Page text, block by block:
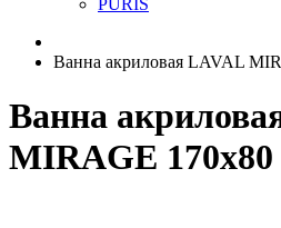
PURIS
Ванна акриловая LAVAL
Ванна
MIRAGE 170x80